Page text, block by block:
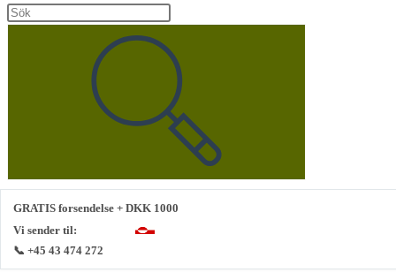
Sök
GRATIS forsendelse + DKK 1000
Vi sender til:
📞 +45 43 474 272